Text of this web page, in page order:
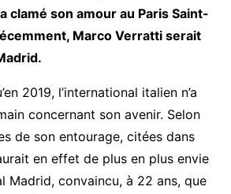
clamé son amour au Paris Saint-
Marco Verratti serait
2019, l’international italien n’a
concernant son avenir. Selon
de son entourage, citées dans
en effet de plus en plus envie
Madrid, convaincu, à 22 ans, que